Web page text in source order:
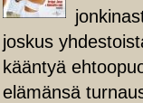
joskus
kääntyä
elämänsä